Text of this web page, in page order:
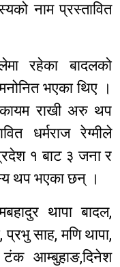
नाम प्रस्तावित
रहेका बादलको
भएका थिए ।
राखी अरु थप
धर्मराज रेग्मीले
१ बाट ३ जना र
थप भएका छन् ।
थापा बादल,
साह, मणि थापा,
टंक आम्बुहाङ,दिनेश